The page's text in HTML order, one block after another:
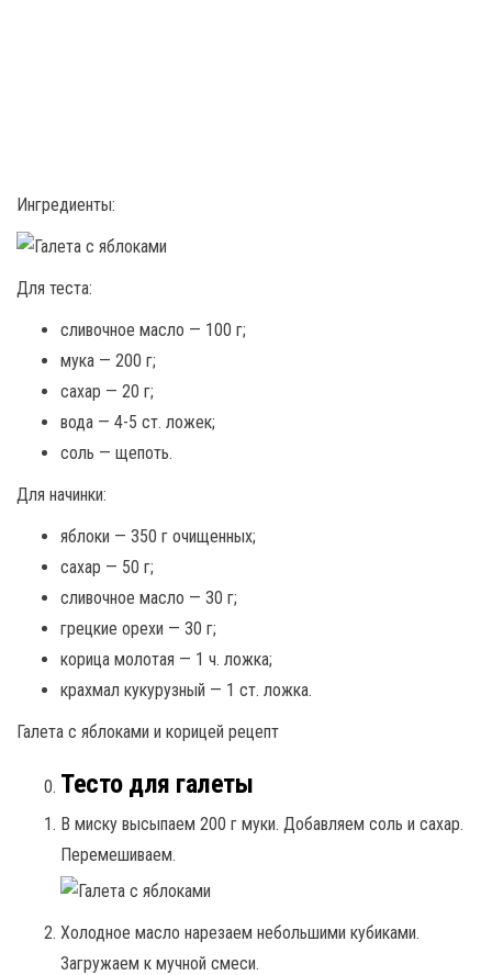
Ингредиенты:
Для теста:
сливочное масло — 100 г;
мука — 200 г;
сахар — 20 г;
вода — 4-5 ст. ложек;
соль — щепоть.
Для начинки:
яблоки — 350 г очищенных;
сахар — 50 г;
сливочное масло — 30 г;
грецкие орехи — 30 г;
корица молотая — 1 ч. ложка;
крахмал кукурузный — 1 ст. ложка.
Галета с яблоками и корицей рецепт
Тесто для галеты
В миску высыпаем 200 г муки. Добавляем соль и сахар.
Перемешиваем.
Холодное масло нарезаем небольшими кубиками.
Загружаем к мучной смеси.